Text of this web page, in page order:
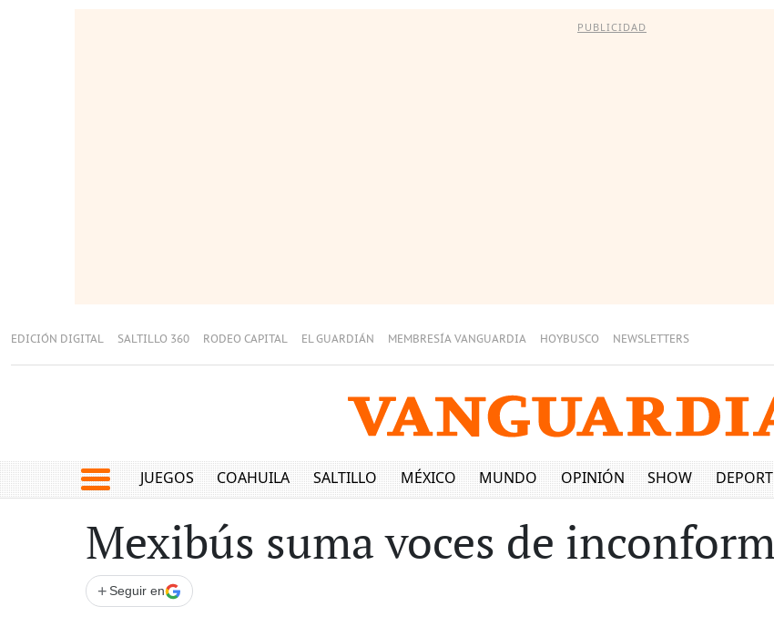
PUBLICIDAD
EDICIÓN DIGITAL SALTILLO 360 RODEO CAPITAL EL GUARDIÁN MEMBRESÍA VANGUARDIA HOYBUSCO NEWSLETTERS
JUEGOS COAHUILA SALTILLO MÉXICO MUNDO OPINIÓN SHOW
Mexibús suma voces de
+ Seguir en